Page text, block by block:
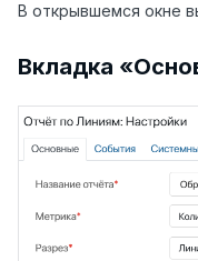
В открывшемся окне
Вкладка